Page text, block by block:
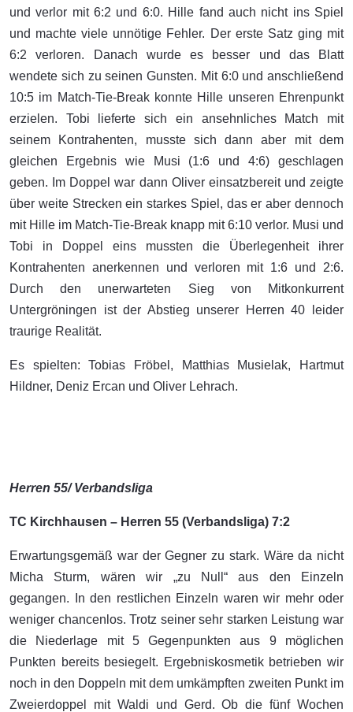
und verlor mit 6:2 und 6:0. Hille fand auch nicht ins Spiel
und machte viele unnötige Fehler. Der erste Satz ging mit
6:2 verloren. Danach wurde es besser und das Blatt
wendete sich zu seinen Gunsten. Mit 6:0 und anschließend
10:5 im Match-Tie-Break konnte Hille unseren Ehrenpunkt
erzielen. Tobi lieferte sich ein ansehnliches Match mit
seinem Kontrahenten, musste sich dann aber mit dem
gleichen Ergebnis wie Musi (1:6 und 4:6) geschlagen
geben. Im Doppel war dann Oliver einsatzbereit und zeigte
über weite Strecken ein starkes Spiel, das er aber dennoch
mit Hille im Match-Tie-Break knapp mit 6:10 verlor. Musi und
Tobi in Doppel eins mussten die Überlegenheit ihrer
Kontrahenten anerkennen und verloren mit 1:6 und 2:6.
Durch den unerwarteten Sieg von Mitkonkurrent
Untergröningen ist der Abstieg unserer Herren 40 leider
traurige Realität.
Es spielten: Tobias Fröbel, Matthias Musielak, Hartmut
Hildner, Deniz Ercan und Oliver Lehrach.
Herren 55/ Verbandsliga
TC Kirchhausen – Herren 55 (Verbandsliga) 7:2
Erwartungsgemäß war der Gegner zu stark. Wäre da nicht
Micha Sturm, wären wir „zu Null“ aus den Einzeln
gegangen. In den restlichen Einzeln waren wir mehr oder
weniger chancenlos. Trotz seiner sehr starken Leistung war
die Niederlage mit 5 Gegenpunkten aus 9 möglichen
Punkten bereits besiegelt. Ergebniskosmetik betrieben wir
noch in den Doppeln mit dem umkämpften zweiten Punkt im
Zweierdoppel mit Waldi und Gerd. Ob die fünf Wochen